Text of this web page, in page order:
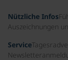
Nützliche Infos
Auszeichnungen
Service